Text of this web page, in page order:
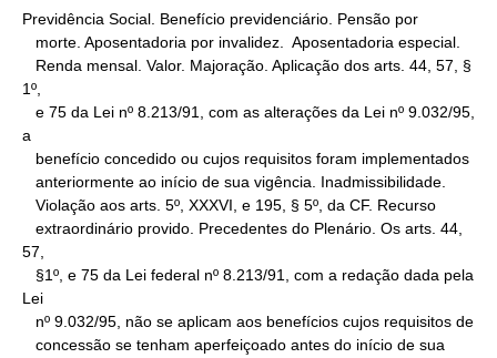
Previdência Social. Benefício previdenciário. Pensão por
1º,
a
57,
Lei